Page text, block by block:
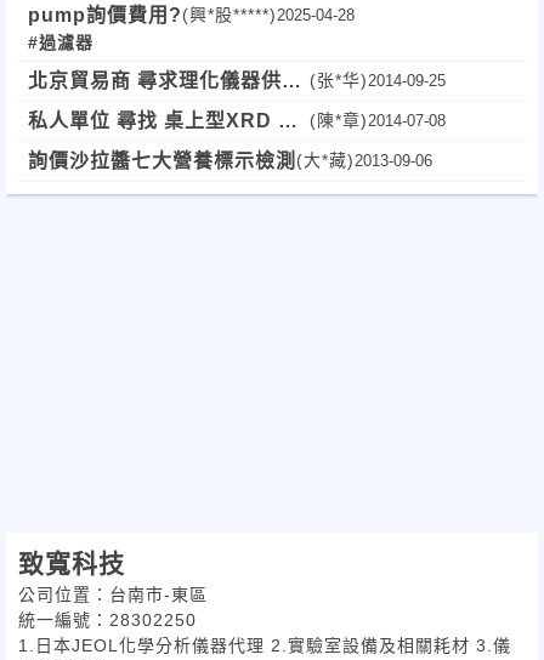
pump詢價費用?(興*股*****)2025-04-28
#過濾器
北京貿易商 尋求理化儀器供應
商
(张*华)2014-09-25
私人單位 尋找 桌上型XRD 供
應商
(陳*章)2014-07-08
詢價沙拉醬七大營養標示檢測 (大*藏)2013-09-06
致寬科技
公司位置：台南市-東區
統一編號：28302250
1.日本JEOL化學分析儀器代理 2.實驗室設備及相關耗材 3.儀